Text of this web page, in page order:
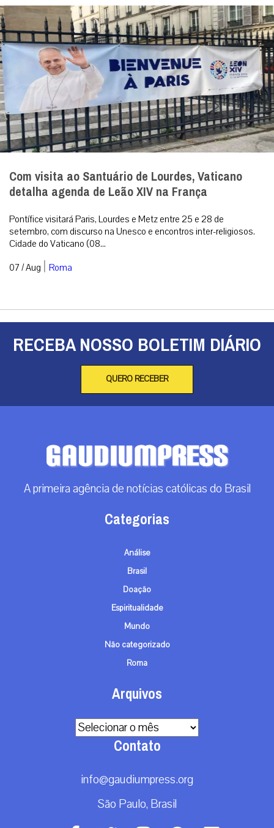
Com visita ao Santuário de Lourdes, Vaticano
detalha agenda de Leão XIV na França
Pontífice visitará Paris, Lourdes e Metz entre 25 e 28 de
setembro, com discurso na Unesco e encontros inter-religiosos.
Cidade do Vaticano (08...
07 / Aug | Roma
RECEBA NOSSO BOLETIM DIÁRIO
QUERO RECEBER
A primeira agência de notícias católicas do Brasil
Categorias
Análise
Brasil
Doação
Espiritualidade
Mundo
Não categorizado
Roma
Arquivos
Arquivos
Contato
info@gaudiumpress.org
São Paulo, Brasil